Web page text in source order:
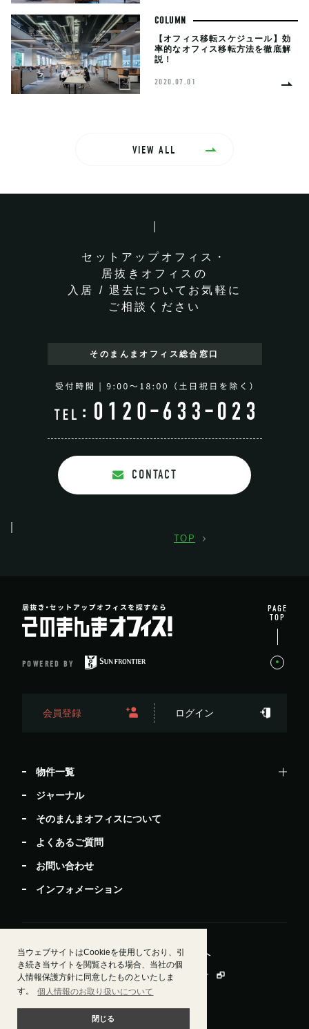
当ウェブサイトはCookieを使用しており、引
き続き当サイトを閲覧される場合、当社の個
人情報保護方針に同意したものといたしま
す。
個人情報のお取り扱いについて
閉じる
COLUMN
【オフィス移転スケジュール】効
率的なオフィス移転方法を徹底解
説！
2020.07.01
VIEW ALL
セットアップオフィス・
居抜きオフィスの
入居 / 退去についてお気軽に
ご相談ください
そのまんまオフィス 総合窓口
CONTACT
TOP
POWERED BY
会員登録 ログイン
物件一覧
ジャーナル
そのまんまオフィスについて
よくあるご質問
お問い合わせ
インフォメーション
居抜きで退去したい方 ビルオーナー・管理会社様へ
運営会社情報 会員規約 個人情報保護方針
© Sun Frontier Fudousan Co., Ltd.
PAGE
TOP